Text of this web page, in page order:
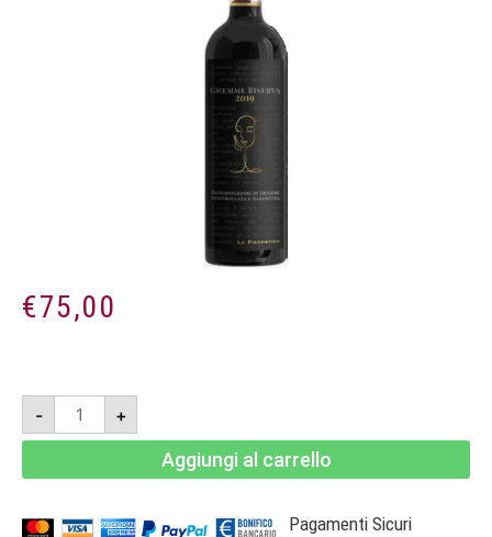
€75,00
-
Ghemme
Riserva
DOCG
2019
+
Aggiungi al carrello
Pagamenti Sicuri